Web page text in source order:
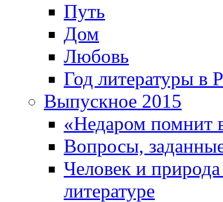
Путь
Дом
Любовь
Год литературы в
Выпускное 2015
«Недаром помнит
Вопросы,
Человек и
литературе